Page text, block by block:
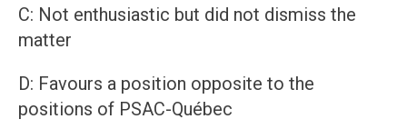
C: Not enthusiastic but did not dismiss the
matter
D: Favours a position opposite to the
positions of PSAC-Québec